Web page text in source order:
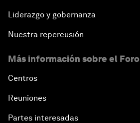
Liderazgo y gobernanza
Nuestra repercusión
Más información sobre el Foro
Centros
Reuniones
Partes interesadas